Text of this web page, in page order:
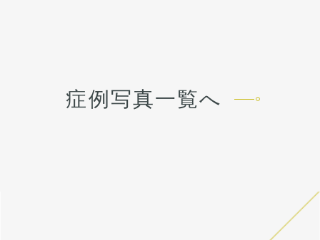
こっても当院で責任を持って
治療します。 手術を受けた人
全員が写真の様な変化をする
全員が写真の様な変化をする
わけではない事にも注意して
症例写真一覧へ